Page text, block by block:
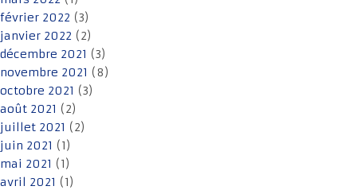
février 2022 (3)
janvier 2022 (2)
décembre 2021 (3)
novembre 2021 (8)
octobre 2021 (3)
août 2021 (2)
juillet 2021 (2)
juin 2021 (1)
mai 2021 (1)
avril 2021 (1)